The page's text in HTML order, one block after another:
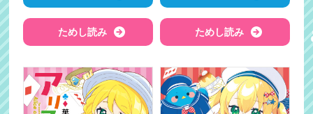
ためし読み ためし読み